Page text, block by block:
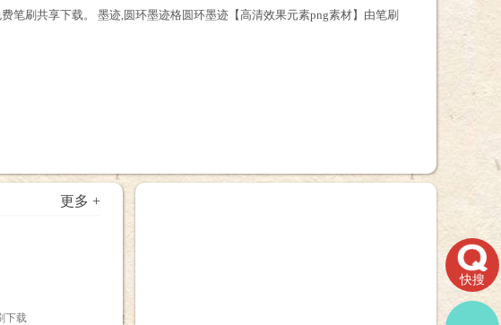
刷共享下载。 墨迹,圆环墨迹格圆环墨迹【高清效果元素png素材】由笔刷
更多 +
下载
快搜